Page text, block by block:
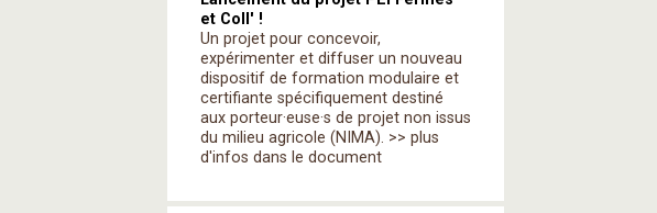
et Coll' !
Un projet pour concevoir,
expérimenter et diffuser un nouveau
dispositif de formation modulaire et
certifiante spécifiquement destiné
aux porteur·euse·s de projet non issus
du milieu agricole (NIMA). >> plus
d'infos dans le document